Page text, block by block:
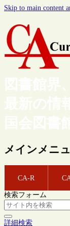
Skip to main content
図書館界
最新の情
国会図書
メインメニ
CA-R
検索フォーム
詳細検索